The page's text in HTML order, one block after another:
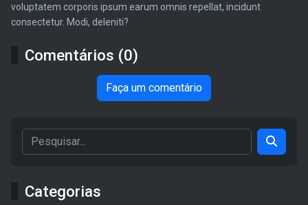
voluptatem corporis ipsum earum omnis repellat, incidunt
consectetur. Modi, deleniti?
Comentários (0)
Faça um comentário
Categorias